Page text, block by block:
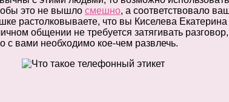
это не вышло смешно, а соответствовало
растолковываете, что вы Киселева
общении не требуется затягивать
с вами необходимо кое-чем развлечь.